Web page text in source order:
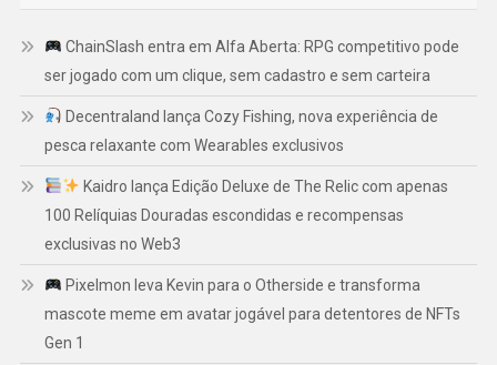
ChainSlash entra em Alfa Aberta: RPG competitivo pode
ser jogado com um clique, sem cadastro e sem carteira
Decentraland lança Cozy Fishing, nova experiência de
pesca relaxante com Wearables exclusivos
Kaidro lança Edição Deluxe de The Relic com apenas
100 Relíquias Douradas escondidas e recompensas
exclusivas no Web3
Pixelmon leva Kevin para o Otherside e transforma
mascote meme em avatar jogável para detentores de NFTs
Gen 1